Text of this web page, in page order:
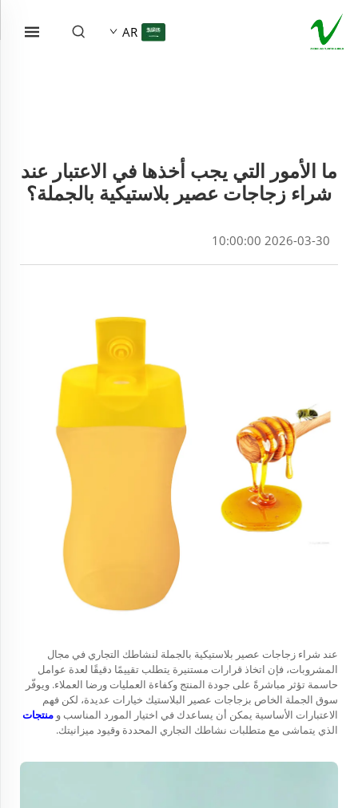
AR
ما الأمور التي يجب أخذها في الاعتبار عند
شراء زجاجات عصير بلاستيكية بالجملة؟
2026-03-30 10:00:00
عند شراء زجاجات عصير بلاستيكية بالجملة لنشاطك التجاري في مجال
المشروبات، فإن اتخاذ قرارات مستنيرة يتطلب تقييمًا دقيقًا لعدة عوامل
حاسمة تؤثر مباشرةً على جودة المنتج وكفاءة العمليات ورضا العملاء. ويوفّر
سوق الجملة الخاص بزجاجات عصير البلاستيك خيارات عديدة، لكن فهم
الاعتبارات الأساسية يمكن أن يساعدك في اختيار المورد المناسب و منتجات
الذي يتماشى مع متطلبات نشاطك التجاري المحددة وقيود ميزانيتك.